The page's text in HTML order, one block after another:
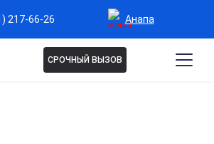
217-66-26 Анапа
СРОЧНЫЙ ВЫЗОВ